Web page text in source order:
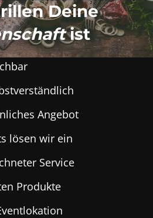
Deine
ist
Angebot
lösen wir ein
Service
Produkte